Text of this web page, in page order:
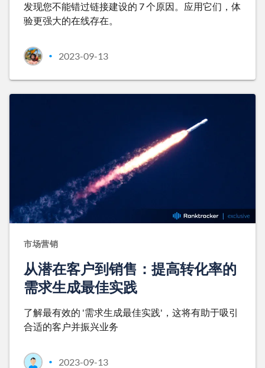
发现您不能错过链接建设的 7 个原因。应用它们，体
验更强大的在线存在。
• 2023-09-13
市场营销
从潜在客户到销售：提高转化率的
需求生成最佳实践
了解最有效的 '需求生成最佳实践'，这将有助于吸引
合适的客户并振兴业务
• 2023-09-13